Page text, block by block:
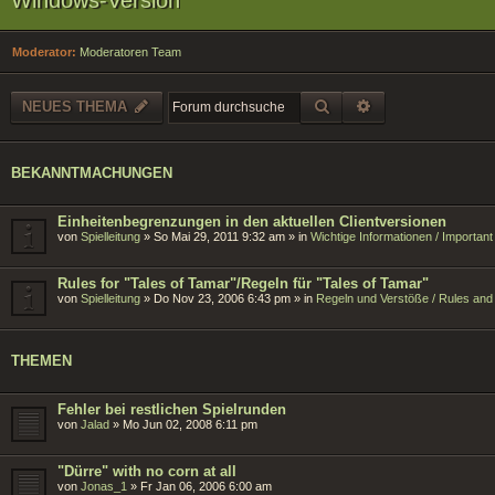
Moderator: Moderatoren Team
NEUES THEMA SUCHE
BEKANNTMACHUNGEN
Einheitenbegrenzungen in den aktuellen Clientversionen
von Spielleitung » So Mai 29, 2011 9:32 am » in Wichtige Informationen /
Rules for "Tales of Tamar"/Regeln für "Tales of Tamar"
von Spielleitung » Do Nov 23, 2006 6:43 pm » in Regeln und Verstöße / Rules and
THEMEN
Fehler bei restlichen Spielrunden
von Jalad » Mo Jun 02, 2008 6:11 pm
"Dürre" with no corn at all
von Jonas_1 » Fr Jan 06, 2006 6:00 am